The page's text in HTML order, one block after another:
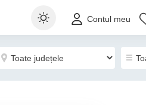
Contul meu